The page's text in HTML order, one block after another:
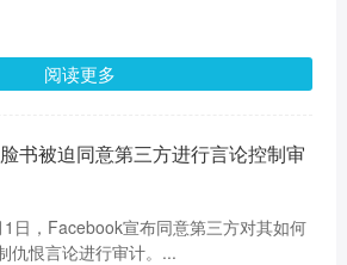
阅读更多
书被迫同意第三方进行言论控制审
1日，Facebook宣布同意第三方对其如何
仇恨言论进行审计。...